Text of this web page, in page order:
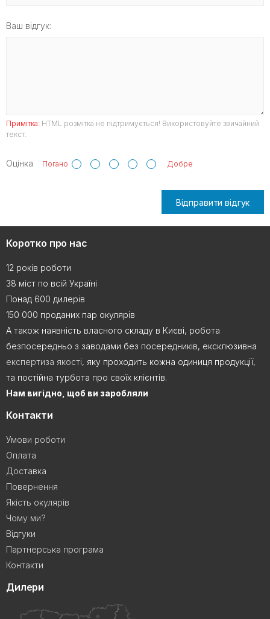
Ваш відгук:
Примітка: HTML розмітка не підтримується! Використовуйте звичайний
текст.
Оцінка Погано Добре
Відправити відгук
Коротко про нас
12 років роботи
38 міст по всій Україні
Понад 600 дилерів
150 000 проданих пар окулярів
А також наявність власного складу в Києві, робота
безпосередньо з заводами без посередників, ексклюзивна
експертиза якості, яку проходить кожна одиниця продукції,
та постійна турбота про своїх клієнтів.
Нам вигідно, щоб ви заробляли
Контакти
Умови роботи
Оплата
Доставка
Повернення
Якість окулярів
Чому ми?
Відгуки
Партнерська програма
Контакти
Дилери